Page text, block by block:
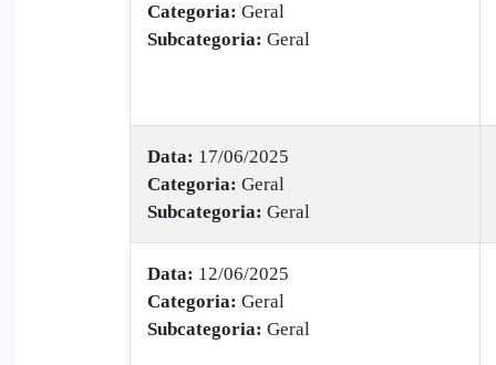
Categoria: Geral
Subcategoria: Geral
Data: 17/06/2025
Categoria: Geral
Subcategoria: Geral
Data: 12/06/2025
Categoria: Geral
Subcategoria: Geral